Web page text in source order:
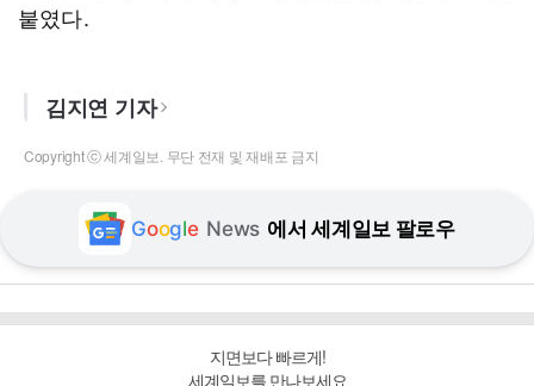
붙였다.
김지연 기자
Copyright ⓒ 세계일보. 무단 전재 및 재배포 금지
Google News 에서 세계일보 팔로우
지면보다 빠르게!
세계일보를 만나보세요